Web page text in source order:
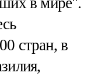
стран, в